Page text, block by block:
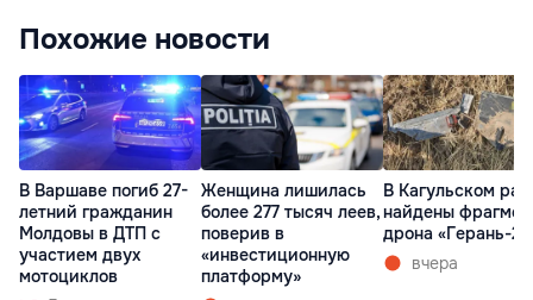
Похожие новости
В Варшаве погиб 27-
летний гражданин
Молдовы в ДТП с
участием двух
мотоциклов
Женщина лишилась
более 277 тысяч леев,
поверив в
«инвестиционную
платформу»
В Кагульском
найдены
дрона «Герань-2»
вчера